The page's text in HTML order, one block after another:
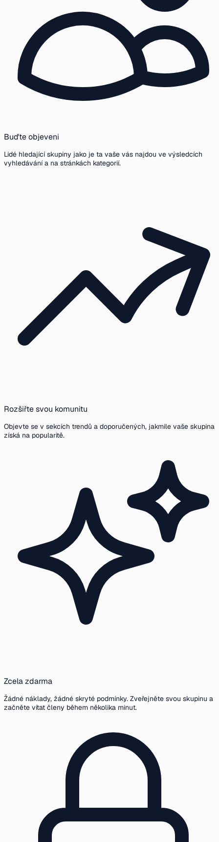
Buďte objeveni
Lidé hledající skupiny jako je ta vaše vás najdou ve výsledcích
vyhledávání a na stránkách kategorií.
Rozšiřte svou komunitu
Objevte se v sekcích trendů a doporučených, jakmile vaše skupina
získá na popularitě.
Zcela zdarma
Žádné náklady, žádné skryté podmínky. Zveřejněte svou skupinu a
začněte vítat členy během několika minut.